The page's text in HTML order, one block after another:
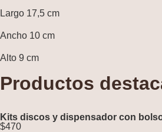
Largo 17,5 cm
Ancho 10 cm
Alto 9 cm
Productos
Kits discos y dispensador con
$470